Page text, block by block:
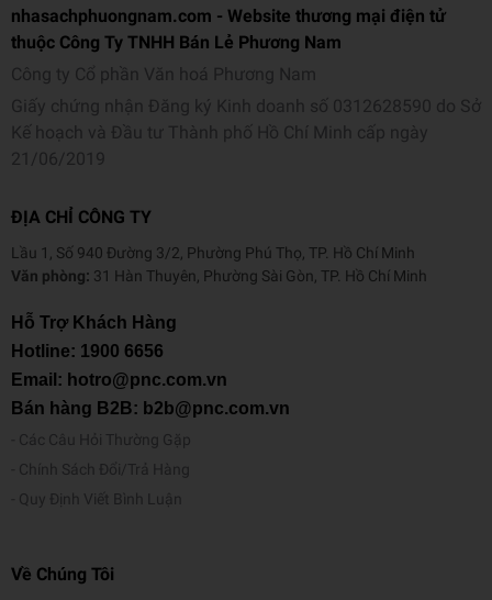
nhasachphuongnam.com - Website thương mại điện tử
thuộc Công Ty TNHH Bán Lẻ Phương Nam
Công ty Cổ phần Văn hoá Phương Nam
Giấy chứng nhận Đăng ký Kinh doanh số 0312628590 do Sở
Kế hoạch và Đầu tư Thành phố Hồ Chí Minh cấp ngày
21/06/2019
ĐỊA CHỈ CÔNG TY
Lầu 1, Số 940 Đường 3/2, Phường Phú Thọ, TP. Hồ Chí Minh
Văn phòng: 31 Hàn Thuyên, Phường Sài Gòn, TP. Hồ Chí Minh
Hỗ Trợ Khách Hàng
Hotline: 1900 6656
Email: hotro@pnc.com.vn
Bán hàng B2B: b2b@pnc.com.vn
Các Câu Hỏi Thường Gặp
Chính Sách Đổi/Trả Hàng
Quy Định Viết Bình Luận
Về Chúng Tôi